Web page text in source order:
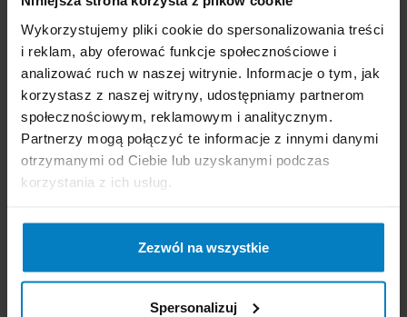
Wykorzystujemy pliki cookie do spersonalizowania treści
i reklam, aby oferować funkcje społecznościowe i
analizować ruch w naszej witrynie. Informacje o tym, jak
korzystasz z naszej witryny, udostępniamy partnerom
społecznościowym, reklamowym i analitycznym.
Partnerzy mogą połączyć te informacje z innymi danymi
otrzymanymi od Ciebie lub uzyskanymi podczas
korzystania z ich usług.
Zezwól na wszystkie
Spersonalizuj
Dostępne: 103 szt.
Cena brutto: 37,10
- + KUPUJĘ
Dostępne: 192 szt.
- + KUPUJĘ